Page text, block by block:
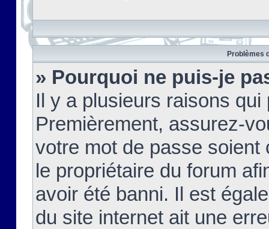
Problèmes
» Pourquoi ne puis-je
Il y a plusieurs raisons
Premièrement, assurez-
votre mot de passe soient
le propriétaire du forum
avoir été banni. Il est
du site internet ait une